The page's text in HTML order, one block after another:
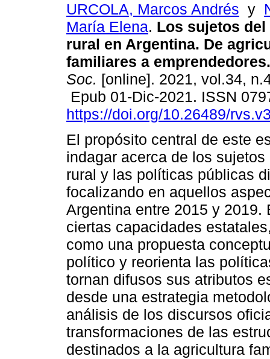
URCOLA, Marcos Andrés y
María Elena. Los sujetos
rural en Argentina. De
familiares a emprendedores.
Soc. [online]. 2021, vol.34,
Epub 01-Dic-2021. ISSN
https://doi.org/10.26489/
El propósito central de este
indagar acerca de los
rural y las políticas públicas
focalizando en aquellos
Argentina entre 2015 y
ciertas capacidades
como una propuesta
político y reorienta las
tornan difusos sus atributos
desde una estrategia
análisis de los discursos
transformaciones de las
destinados a la agricultura